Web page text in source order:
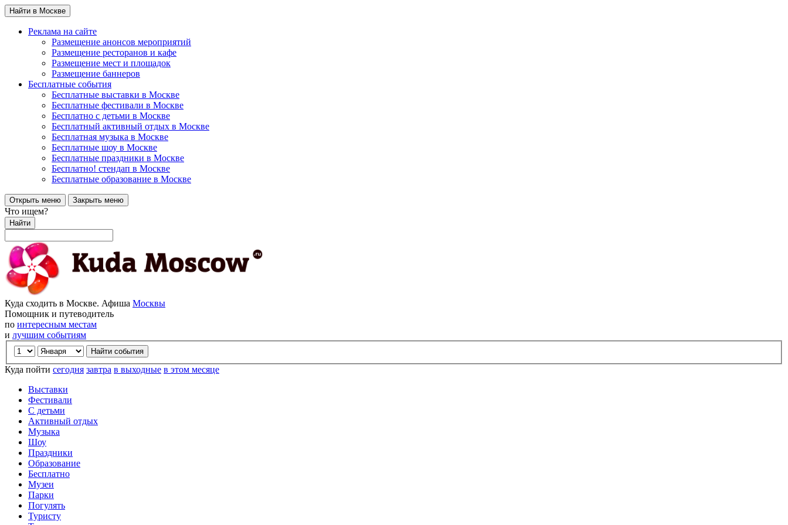
Найти в Москве
Реклама на сайте
Размещение анонсов мероприятий
Размещение ресторанов и кафе
Размещение мест и площадок
Размещение баннеров
Бесплатные события
Бесплатные выставки в Москве
Бесплатные фестивали в Москве
Бесплатно с детьми в Москве
Бесплатный активный отдых в Москве
Бесплатная музыка в Москве
Бесплатные шоу в Москве
Бесплатные праздники в Москве
Бесплатно! стендап в Москве
Бесплатные образование в Москве
Открыть меню Закрыть меню
Что ищем?
Найти
Куда сходить в Москве. Афиша Москвы
Помощник и путеводитель
по интересным местам
и лучшим событиям
Куда пойти сегодня завтра в выходные в этом месяце
Выставки
Фестивали
С детьми
Активный отдых
Музыка
Шоу
Праздники
Образование
Бесплатно
Музеи
Парки
Погулять
Туристу